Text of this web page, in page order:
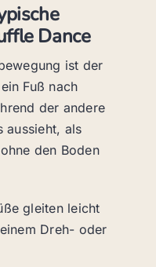
Dance
ist der
Fuß nach
der andere
aussieht, als
den Boden
gleiten leicht
Dreh- oder